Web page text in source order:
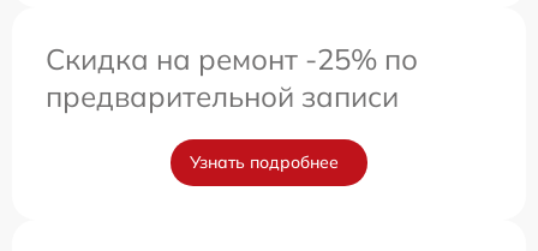
Скидка на ремонт -25% по
предварительной записи
Узнать подробнее